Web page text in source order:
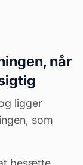
når
ligger
som